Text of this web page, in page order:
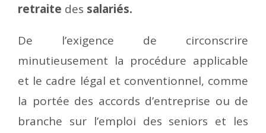
retraite des salariés.
De l’exigence de circonscrire
minutieusement la procédure applicable
et le cadre légal et conventionnel, comme
la portée des accords d’entreprise ou de
branche sur l’emploi des seniors et les